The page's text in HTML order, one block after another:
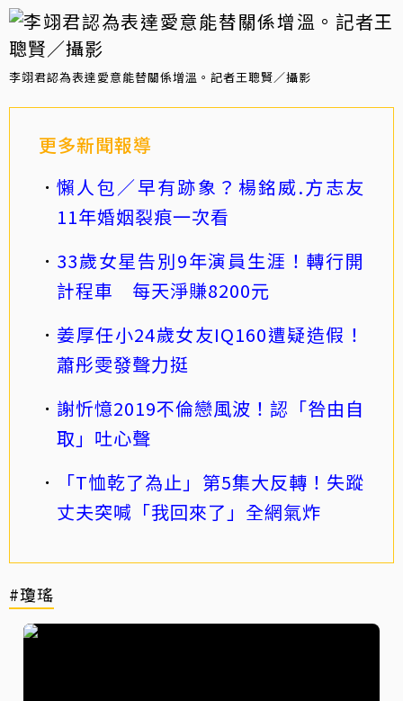
李翊君認為表達愛意能替關係增溫。記者王聰賢／攝影
更多新聞報導
懶人包／早有跡象？楊銘威.方志友
11年婚姻裂痕一次看
33歲女星告別9年演員生涯！轉行開
計程車 每天淨賺8200元
姜厚任小24歲女友IQ160遭疑造假！
蕭彤雯發聲力挺
謝忻憶2019不倫戀風波！認「咎由自
取」吐心聲
「T恤乾了為止」第5集大反轉！失蹤
丈夫突喊「我回來了」全網氣炸
#瓊瑤